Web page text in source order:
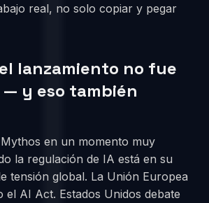
real, no solo copiar y pegar
lanzamiento no fue
y eso también
en un momento muy
la regulación de IA está en su
tensión global. La Unión Europea
el AI Act. Estados Unidos debate